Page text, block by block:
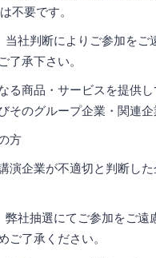
不要です。
社判断によりご参加をご
了承下さい。
る商品・サービスを提供
そのグループ企業・関連
方
演企業が不適切と判断し
弊社抽選にてご参加をご遠
ご了承ください。